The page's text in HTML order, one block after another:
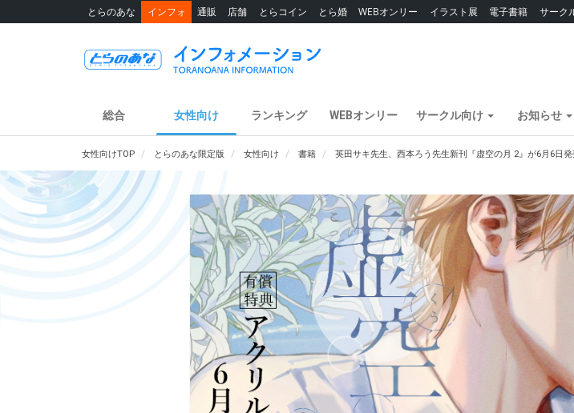
とらのあな インフォ 通販 店舗 とらコイン とら婚 WEBオンリー イラスト展 電子書籍 サーク
総合 女性向け ランキング WEBオンリー サークル向け お知らせ
女性向けTOP とらのあな限定版 女性向け 書籍 英田サキ先生、西本ろう先生新刊『虚空の月 2』が6月6日